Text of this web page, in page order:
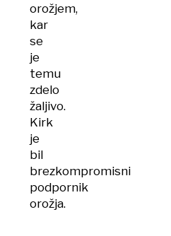
orožjem,
kar
se
je
temu
zdelo
žaljivo.
Kirk
je
bil
brezkompromisni
podpornik
orožja.